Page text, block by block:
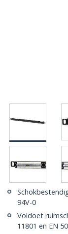
94V-0
Voldoet
11801 en EN